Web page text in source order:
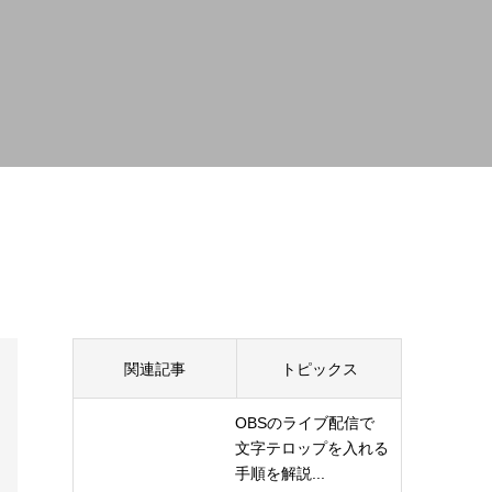
関連記事 トピックス
OBSのライブ配信で
文字テロップを入れる
手順を解説...